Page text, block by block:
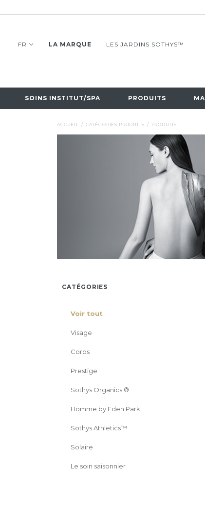
FR LA MARQUE LES JARDINS SOTHYS™
SOINS INSTITUT/SPA PRODUITS
ACCUEIL CATÉGORIES PRODUITS PRODUITS
CATÉGORIES
Voir tout
Visage
Corps
Prestige
Sothys Organics ®
Homme by Eden Park
Sothys Athletics™
Solaire
Le soin saisonnier